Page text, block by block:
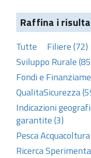
Raffina i
Tutte Filiere (72)
Sviluppo Rurale
Fondi e
QualitaSicurezza
Indicazioni
garantite (3)
Pesca
Ricerca